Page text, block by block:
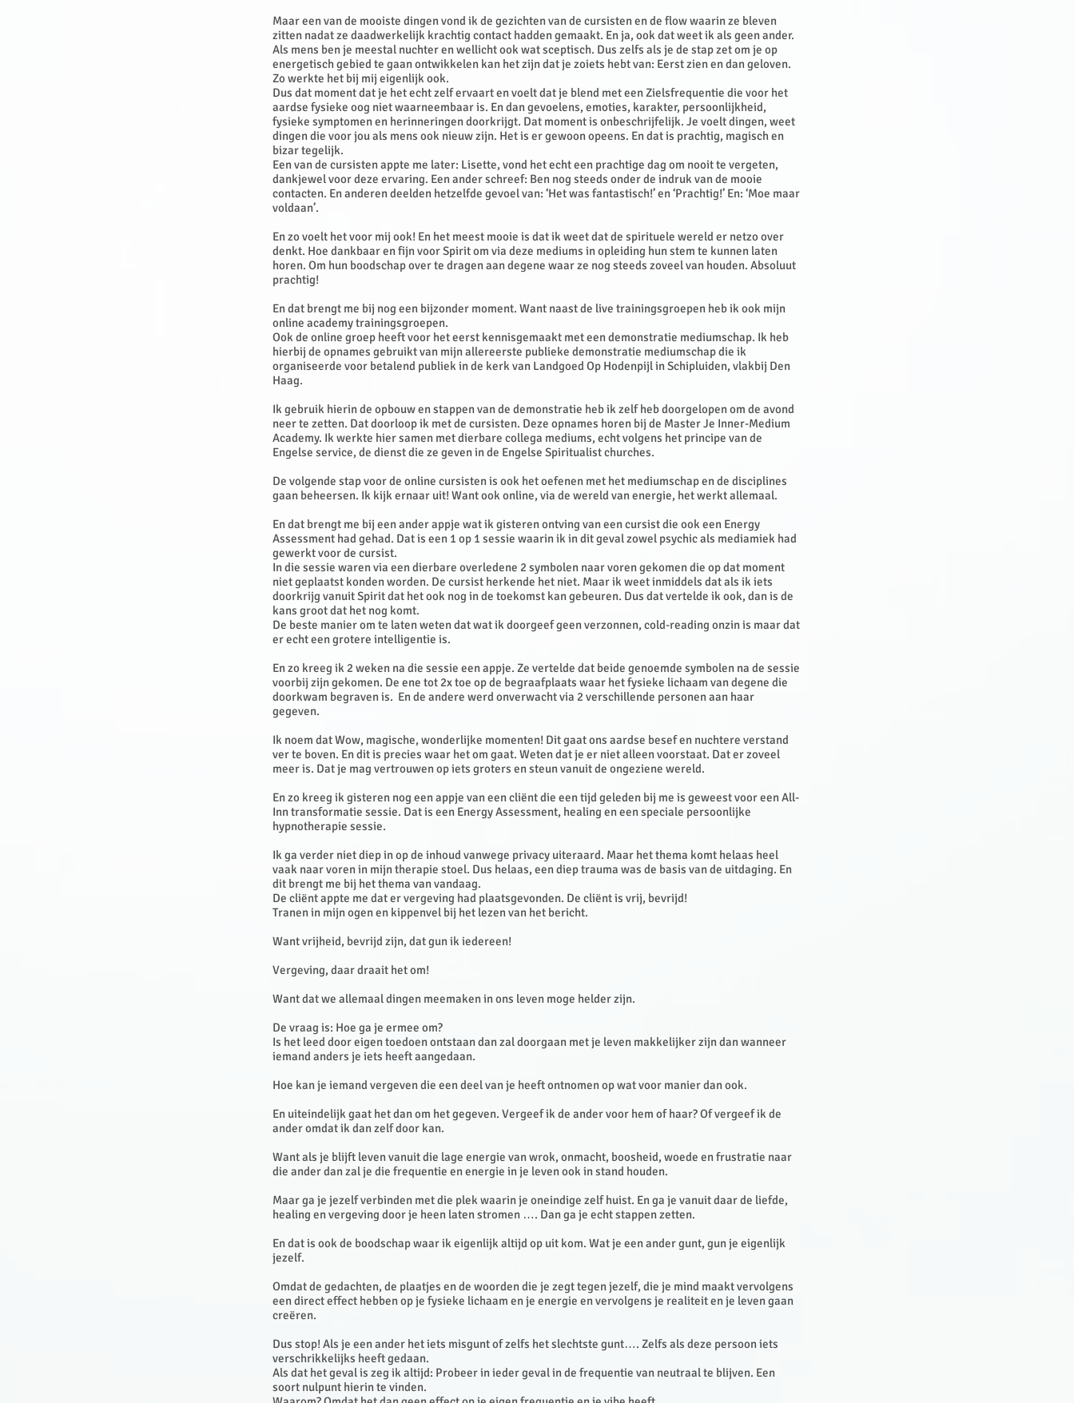
Maar een van de mooiste dingen vond ik de gezichten van de cursisten en de flow waarin ze bleven
zitten nadat ze daadwerkelijk krachtig contact hadden gemaakt. En ja, ook dat weet ik als geen ander.
Als mens ben je meestal nuchter en wellicht ook wat sceptisch. Dus zelfs als je de stap zet om je op
energetisch gebied te gaan ontwikkelen kan het zijn dat je zoiets hebt van: Eerst zien en dan geloven.
Zo werkte het bij mij eigenlijk ook.
Dus dat moment dat je het echt zelf ervaart en voelt dat je blend met een Zielsfrequentie die voor het
aardse fysieke oog niet waarneembaar is. En dan gevoelens, emoties, karakter, persoonlijkheid,
fysieke symptomen en herinneringen doorkrijgt. Dat moment is onbeschrijfelijk. Je voelt dingen, weet
dingen die voor jou als mens ook nieuw zijn. Het is er gewoon opeens. En dat is prachtig, magisch en
bizar tegelijk.
Een van de cursisten appte me later: Lisette, vond het echt een prachtige dag om nooit te vergeten,
dankjewel voor deze ervaring. Een ander schreef: Ben nog steeds onder de indruk van de mooie
contacten. En anderen deelden hetzelfde gevoel van: ‘Het was fantastisch!’ en ‘Prachtig!’ En: ‘Moe maar
voldaan’.
En zo voelt het voor mij ook! En het meest mooie is dat ik weet dat de spirituele wereld er netzo over
denkt. Hoe dankbaar en fijn voor Spirit om via deze mediums in opleiding hun stem te kunnen laten
horen. Om hun boodschap over te dragen aan degene waar ze nog steeds zoveel van houden. Absoluut
prachtig!
En dat brengt me bij nog een bijzonder moment. Want naast de live trainingsgroepen heb ik ook mijn
online academy trainingsgroepen.
Ook de online groep heeft voor het eerst kennisgemaakt met een demonstratie mediumschap. Ik heb
hierbij de opnames gebruikt van mijn allereerste publieke demonstratie mediumschap die ik
organiseerde voor betalend publiek in de kerk van Landgoed Op Hodenpijl in Schipluiden, vlakbij Den
Haag.
Ik gebruik hierin de opbouw en stappen van de demonstratie heb ik zelf heb doorgelopen om de avond
neer te zetten. Dat doorloop ik met de cursisten. Deze opnames horen bij de Master Je Inner-Medium
Academy. Ik werkte hier samen met dierbare collega mediums, echt volgens het principe van de
Engelse service, de dienst die ze geven in de Engelse Spiritualist churches.
De volgende stap voor de online cursisten is ook het oefenen met het mediumschap en de disciplines
gaan beheersen. Ik kijk ernaar uit! Want ook online, via de wereld van energie, het werkt allemaal.
En dat brengt me bij een ander appje wat ik gisteren ontving van een cursist die ook een Energy
Assessment had gehad. Dat is een 1 op 1 sessie waarin ik in dit geval zowel psychic als mediamiek had
gewerkt voor de cursist.
In die sessie waren via een dierbare overledene 2 symbolen naar voren gekomen die op dat moment
niet geplaatst konden worden. De cursist herkende het niet. Maar ik weet inmiddels dat als ik iets
doorkrijg vanuit Spirit dat het ook nog in de toekomst kan gebeuren. Dus dat vertelde ik ook, dan is de
kans groot dat het nog komt.
De beste manier om te laten weten dat wat ik doorgeef geen verzonnen, cold-reading onzin is maar dat
er echt een grotere intelligentie is.
En zo kreeg ik 2 weken na die sessie een appje. Ze vertelde dat beide genoemde symbolen na de sessie
voorbij zijn gekomen. De ene tot 2x toe op de begraafplaats waar het fysieke lichaam van degene die
doorkwam begraven is. En de andere werd onverwacht via 2 verschillende personen aan haar
gegeven.
Ik noem dat Wow, magische, wonderlijke momenten! Dit gaat ons aardse besef en nuchtere verstand
ver te boven. En dit is precies waar het om gaat. Weten dat je er niet alleen voorstaat. Dat er zoveel
meer is. Dat je mag vertrouwen op iets groters en steun vanuit de ongeziene wereld.
En zo kreeg ik gisteren nog een appje van een cliënt die een tijd geleden bij me is geweest voor een All-
Inn transformatie sessie. Dat is een Energy Assessment, healing en een speciale persoonlijke
hypnotherapie sessie.
Ik ga verder niet diep in op de inhoud vanwege privacy uiteraard. Maar het thema komt helaas heel
vaak naar voren in mijn therapie stoel. Dus helaas, een diep trauma was de basis van de uitdaging. En
dit brengt me bij het thema van vandaag.
De cliënt appte me dat er vergeving had plaatsgevonden. De cliënt is vrij, bevrijd!
Tranen in mijn ogen en kippenvel bij het lezen van het bericht.
Want vrijheid, bevrijd zijn, dat gun ik iedereen!
Vergeving, daar draait het om!
Want dat we allemaal dingen meemaken in ons leven moge helder zijn.
De vraag is: Hoe ga je ermee om?
Is het leed door eigen toedoen ontstaan dan zal doorgaan met je leven makkelijker zijn dan wanneer
iemand anders je iets heeft aangedaan.
Hoe kan je iemand vergeven die een deel van je heeft ontnomen op wat voor manier dan ook.
En uiteindelijk gaat het dan om het gegeven. Vergeef ik de ander voor hem of haar? Of vergeef ik de
ander omdat ik dan zelf door kan.
Want als je blijft leven vanuit die lage energie van wrok, onmacht, boosheid, woede en frustratie naar
die ander dan zal je die frequentie en energie in je leven ook in stand houden.
Maar ga je jezelf verbinden met die plek waarin je oneindige zelf huist. En ga je vanuit daar de liefde,
healing en vergeving door je heen laten stromen …. Dan ga je echt stappen zetten.
En dat is ook de boodschap waar ik eigenlijk altijd op uit kom. Wat je een ander gunt, gun je eigenlijk
jezelf.
Omdat de gedachten, de plaatjes en de woorden die je zegt tegen jezelf, die je mind maakt vervolgens
een direct effect hebben op je fysieke lichaam en je energie en vervolgens je realiteit en je leven gaan
creëren.
Dus stop! Als je een ander het iets misgunt of zelfs het slechtste gunt…. Zelfs als deze persoon iets
verschrikkelijks heeft gedaan.
Als dat het geval is zeg ik altijd: Probeer in ieder geval in de frequentie van neutraal te blijven. Een
soort nulpunt hierin te vinden.